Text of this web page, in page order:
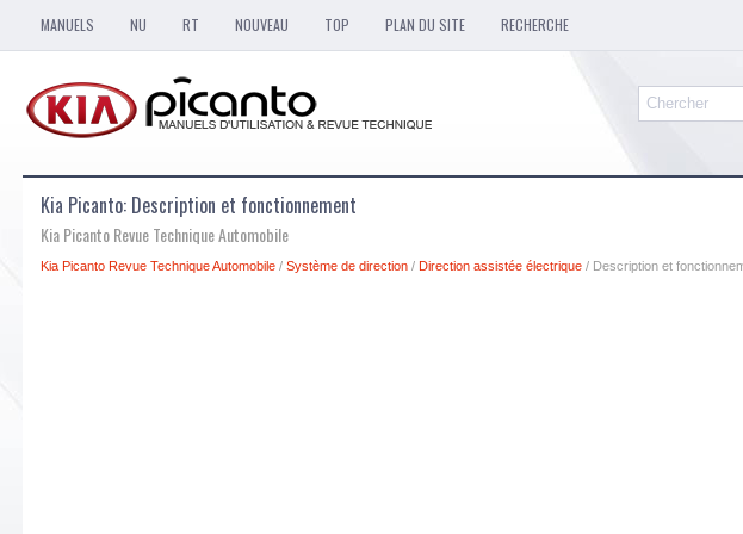
MANUELS NU RT NOUVEAU TOP PLAN DU SITE RECHERCHE
Kia Picanto: Description et fonctionnement
Kia Picanto Revue Technique Automobile
Kia Picanto Revue Technique Automobile / Système de direction / Direction assistée électrique / Description et